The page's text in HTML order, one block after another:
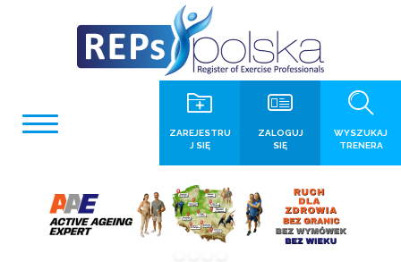
WYSZUKAJ
TRENERA
ZALOGUJ
SIĘ
ZAREJESTRU
J SIĘ